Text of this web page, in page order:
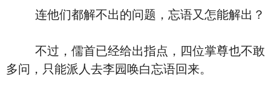
连他们都解不出的问题，忘语又怎能解出？
不过，儒首已经给出指点，四位掌尊也不敢
多问，只能派人去李园唤白忘语回来。